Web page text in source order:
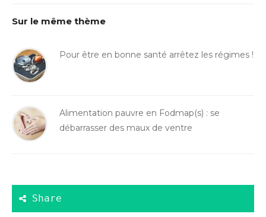
Sur le même thème
Pour être en bonne santé arrêtez les régimes !
Alimentation pauvre en Fodmap(s) : se
débarrasser des maux de ventre